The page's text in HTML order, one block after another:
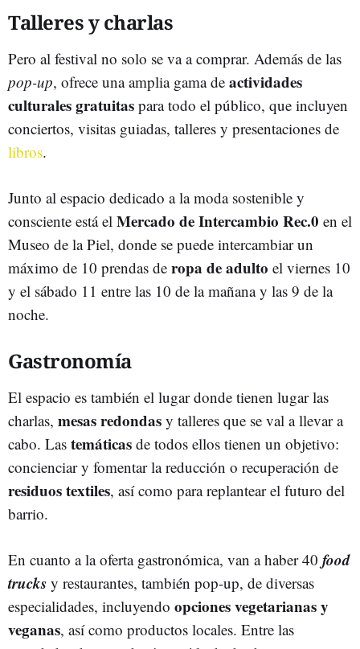
Talleres y charlas
Pero al festival no solo se va a comprar. Además de las
pop-up, ofrece una amplia gama de actividades
culturales gratuitas para todo el público, que incluyen
conciertos, visitas guiadas, talleres y presentaciones de
libros.
Junto al espacio dedicado a la moda sostenible y
consciente está el Mercado de Intercambio Rec.0 en el
Museo de la Piel, donde se puede intercambiar un
máximo de 10 prendas de ropa de adulto el viernes 10
y el sábado 11 entre las 10 de la mañana y las 9 de la
noche.
Gastronomía
El espacio es también el lugar donde tienen lugar las
charlas, mesas redondas y talleres que se val a llevar a
cabo. Las temáticas de todos ellos tienen un objetivo:
concienciar y fomentar la reducción o recuperación de
residuos textiles, así como para replantear el futuro del
barrio.
En cuanto a la oferta gastronómica, van a haber 40 food
trucks y restaurantes, también pop-up, de diversas
especialidades, incluyendo opciones vegetarianas y
veganas, así como productos locales. Entre las